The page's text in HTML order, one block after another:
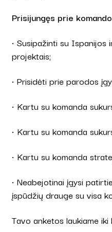
Prisijungęs prie
• Susipažinti su
projektais;
• Prisidėti prie parodos
• Kartu su komanda
• Kartu su komanda
• Kartu su komanda
• Neabejotinai įgysi
įspūdžių drauge su visa
Tavo anketos laukiame